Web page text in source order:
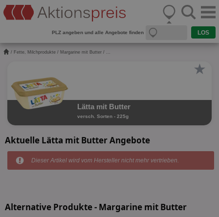
PLZ angeben und alle Angebote finden
/ Fette, Milchprodukte / Margarine mit Butter / ...
★
Lätta mit Butter
versch. Sorten - 225g
Aktuelle Lätta mit Butter Angebote
Dieser Artikel wird vom Hersteller nicht mehr vertrieben.
Alternative Produkte - Margarine mit Butter